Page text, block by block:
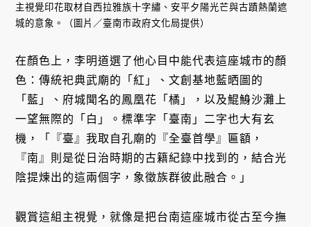
主視覺印花取材自西拉雅族十字繡、安平夕陽光芒與古蹟熱蘭遮
城的意象。（圖片／臺南市政府文化局提供）
在顏色上，李明道選了他心目中能代表這座城市的顏
色：傳統祀典武廟的「紅」、文創基地藍晒圖的
「藍」、府城聞名的鳳凰花「橘」，以及鯤鯓沙灘上
一望無際的「白」。標準字「臺南」二字也大有玄
機，「『臺』我取自孔廟的『全臺首學』匾額，
『南』則是從日治時期的古籍紀錄中找到的，結合光
陰提煉出的這兩個字，象徵族群彼此融合。」
觀賞這組主視覺，就像是把台南這座城市從古至今撫